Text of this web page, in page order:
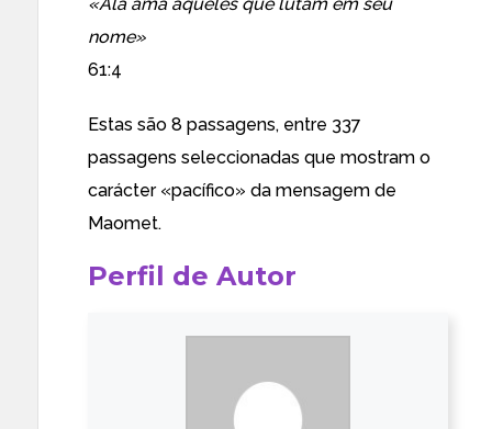
nome»
61:4
Estas são 8 passagens, entre 337
passagens seleccionadas que mostram o
carácter «pacífico» da mensagem de
Maomet.
Perfil de Autor